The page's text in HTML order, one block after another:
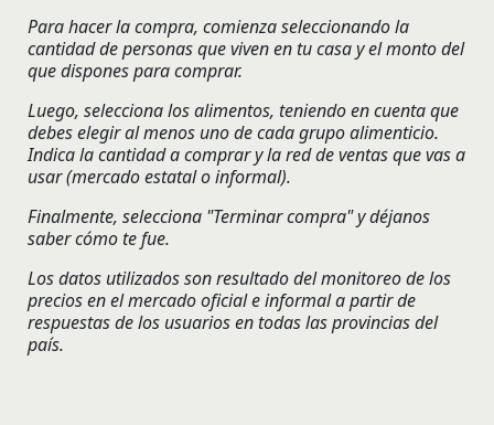
Para hacer la compra, comienza seleccionando la
cantidad de personas que viven en tu casa y el monto del
que dispones para comprar.
Luego, selecciona los alimentos, teniendo en cuenta que
debes elegir al menos uno de cada grupo alimenticio.
Indica la cantidad a comprar y la red de ventas que vas a
usar (mercado estatal o informal).
Finalmente, selecciona "Terminar compra" y déjanos
saber cómo te fue.
Los datos utilizados son resultado del monitoreo de los
precios en el mercado oficial e informal a partir de
respuestas de los usuarios en todas las provincias del
país.